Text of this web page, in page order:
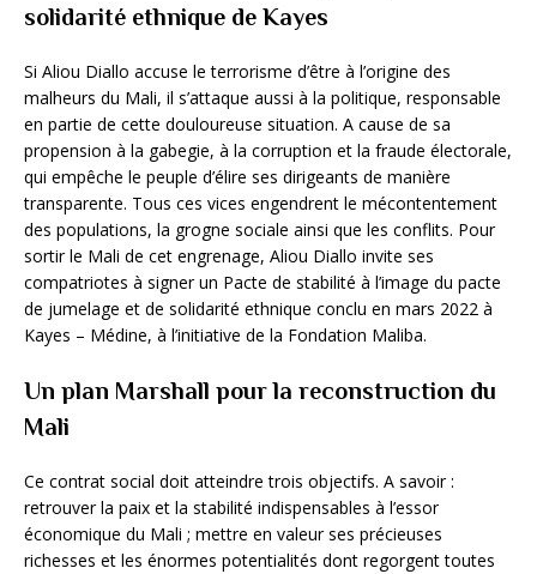
solidarité ethnique de Kayes
Si Aliou Diallo accuse le terrorisme d’être à l’origine des
malheurs du Mali, il s’attaque aussi à la politique, responsable
en partie de cette douloureuse situation. A cause de sa
propension à la gabegie, à la corruption et la fraude électorale,
qui empêche le peuple d’élire ses dirigeants de manière
transparente. Tous ces vices engendrent le mécontentement
des populations, la grogne sociale ainsi que les conflits. Pour
sortir le Mali de cet engrenage, Aliou Diallo invite ses
compatriotes à signer un Pacte de stabilité à l’image du pacte
de jumelage et de solidarité ethnique conclu en mars 2022 à
Kayes – Médine, à l’initiative de la Fondation Maliba.
Un plan Marshall pour la reconstruction du
Mali
Ce contrat social doit atteindre trois objectifs. A savoir :
retrouver la paix et la stabilité indispensables à l’essor
économique du Mali ; mettre en valeur ses précieuses
richesses et les énormes potentialités dont regorgent toutes